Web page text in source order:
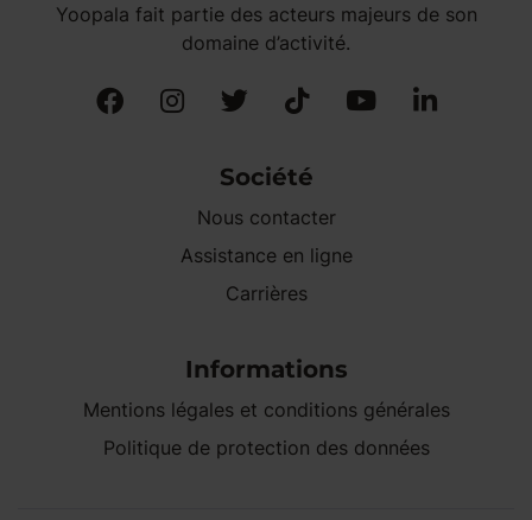
Yoopala fait partie des acteurs majeurs de son
domaine d’activité.
Société
Nous contacter
Assistance en ligne
Carrières
Informations
Mentions légales et conditions générales
Politique de protection des données